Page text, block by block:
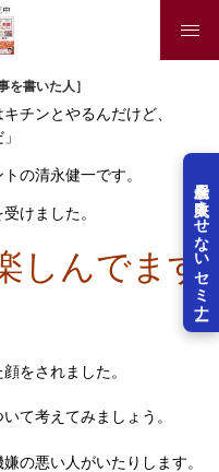
展示会を失敗させないセミナー
を書いた人］
チンとやるんだけど、
の清永健一です。
けました。
しんでます
をされました。
て考えてみましょう。
の悪い人がいたりします。